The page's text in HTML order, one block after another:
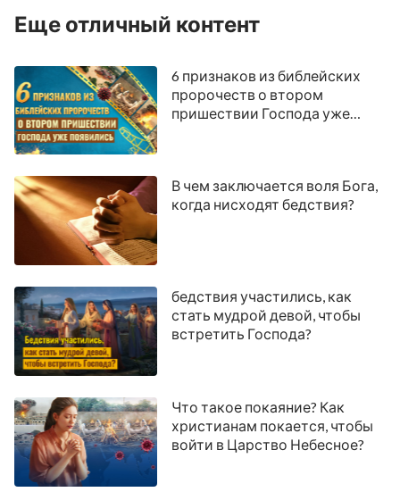
Еще отличный контент
6 признаков из библейских
пророчеств о втором
пришествии Господа уже
В чем заключается воля Бога,
когда нисходят бедствия?
бедствия участились, как
стать мудрой девой, чтобы
встретить Господа?
Что такое покаяние? Как
христианам покается, чтобы
войти в Царство Небесное?